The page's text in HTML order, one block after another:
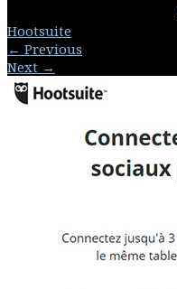
Hootsuite
← Previous
Next →